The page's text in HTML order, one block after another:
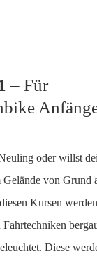
– Für
oder willst
Gelände von Grund
Kursen
Fahrtechniken
Diese